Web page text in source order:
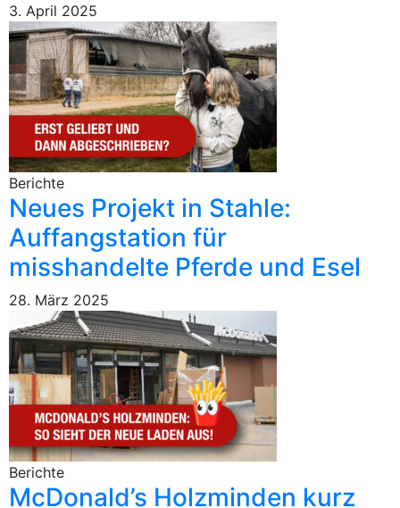
3. April 2025
Berichte
Neues Projekt in Stahle:
Auffangstation für
misshandelte Pferde und Esel
28. März 2025
Berichte
McDonald’s Holzminden kurz